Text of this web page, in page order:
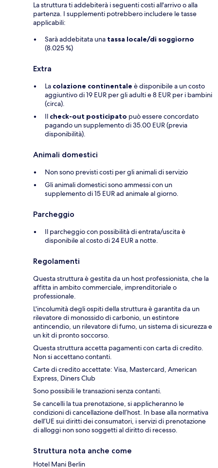
La struttura ti addebiterà i seguenti costi all'arrivo o alla
partenza. I supplementi potrebbero includere le tasse
applicabili:
Sarà addebitata una tassa locale/di soggiorno
(8.025 %)
Extra
La colazione continentale è disponibile a un costo
aggiuntivo di 19 EUR per gli adulti e 8 EUR per i bambini
(circa).
Il check-out posticipato può essere concordato
pagando un supplemento di 35.00 EUR (previa
disponibilità).
Animali domestici
Non sono previsti costi per gli animali di servizio
Gli animali domestici sono ammessi con un
supplemento di 15 EUR ad animale al giorno.
Parcheggio
Il parcheggio con possibilità di entrata/uscita è
disponibile al costo di 24 EUR a notte.
Regolamenti
Questa struttura è gestita da un host professionista, che la
affitta in ambito commerciale, imprenditoriale o
professionale.
L'incolumità degli ospiti della struttura è garantita da un
rilevatore di monossido di carbonio, un estintore
antincendio, un rilevatore di fumo, un sistema di sicurezza e
un kit di pronto soccorso.
Questa struttura accetta pagamenti con carta di credito.
Non si accettano contanti.
Carte di credito accettate: Visa, Mastercard, American
Express, Diners Club
Sono possibili le transazioni senza contanti.
Se cancelli la tua prenotazione, si applicheranno le
condizioni di cancellazione dell’host. In base alla normativa
dell’UE sui diritti dei consumatori, i servizi di prenotazione
di alloggi non sono soggetti al diritto di recesso.
Struttura nota anche come
Hotel Mani Berlin